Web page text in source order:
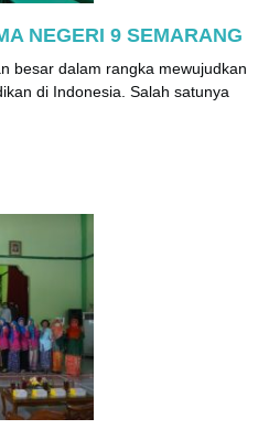
NEGERI 9 SEMARANG
besar dalam rangka mewujudkan
di Indonesia. Salah satunya